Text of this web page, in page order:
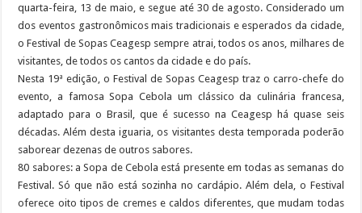
quarta-feira, 13 de maio, e segue até 30 de agosto. Considerado um
dos eventos gastronômicos mais tradicionais e esperados da cidade,
o Festival de Sopas Ceagesp sempre atrai, todos os anos, milhares de
visitantes, de todos os cantos da cidade e do país.
Nesta 19ª edição, o Festival de Sopas Ceagesp traz o carro-chefe do
evento, a famosa Sopa Cebola um clássico da culinária francesa,
adaptado para o Brasil, que é sucesso na Ceagesp há quase seis
décadas. Além desta iguaria, os visitantes desta temporada poderão
saborear dezenas de outros sabores.
80 sabores: a Sopa de Cebola está presente em todas as semanas do
Festival. Só que não está sozinha no cardápio. Além dela, o Festival
oferece oito tipos de cremes e caldos diferentes, que mudam todas